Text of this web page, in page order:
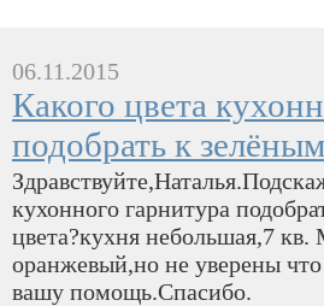
06.11.2015
Какого цвета
подобрать к
кухонного гарнитура
цвета?кухня небольшая,7
оранжевый,но не уверены
вашу помощь.Спасибо.